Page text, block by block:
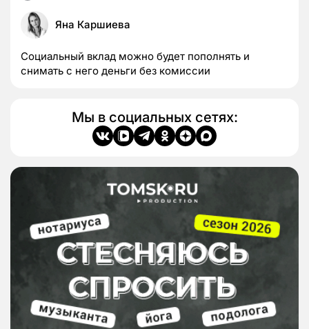
Яна Каршиева
Социальный вклад можно будет пополнять и
снимать с него деньги без комиссии
Мы в социальных сетях: